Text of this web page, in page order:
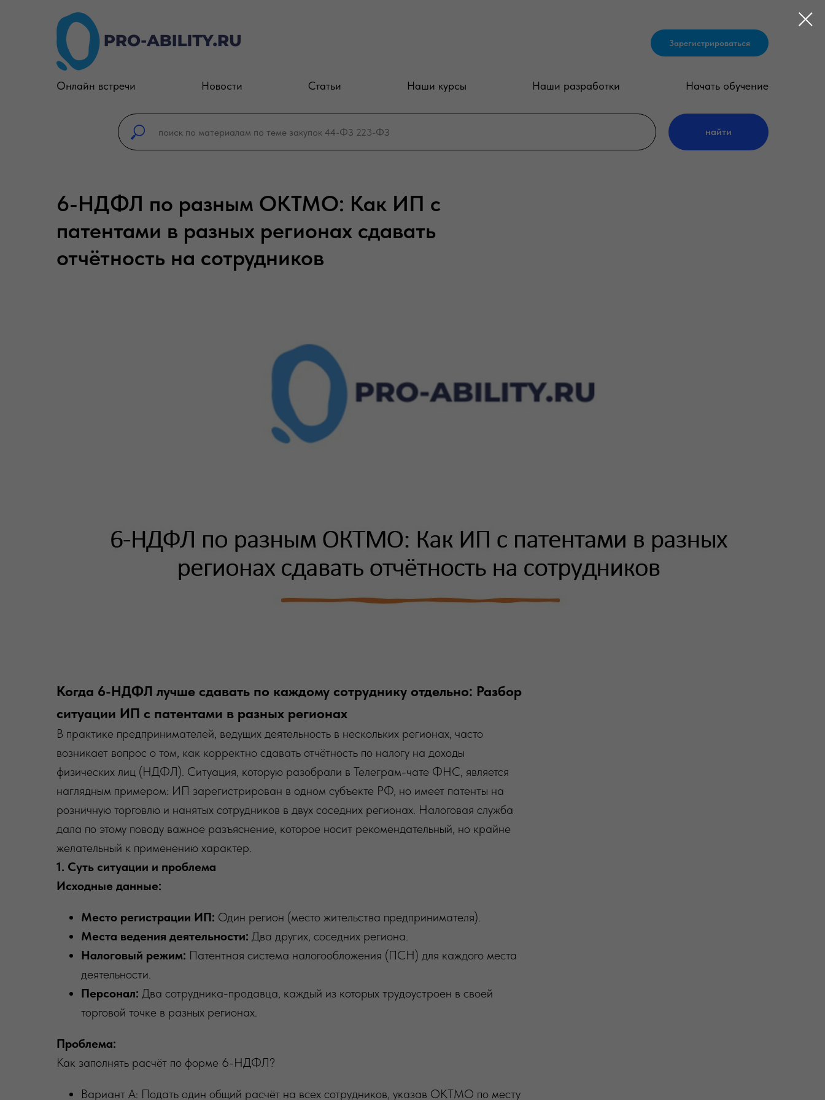
Зарегистрироваться
Онлайн встречи Новости Статьи Наши курсы Наши разработки Начать обучение
найти
6-НДФЛ по разным ОКТМО: Как ИП с
патентами в разных регионах сдавать
отчётность на сотрудников
Когда 6-НДФЛ лучше сдавать по каждому сотруднику отдельно: Разбор
ситуации ИП с патентами в разных регионах
В практике предпринимателей, ведущих деятельность в нескольких регионах, часто
возникает вопрос о том, как корректно сдавать отчётность по налогу на доходы
физических лиц (НДФЛ). Ситуация, которую разобрали в Телеграм-чате ФНС, является
наглядным примером: ИП зарегистрирован в одном субъекте РФ, но имеет патенты на
розничную торговлю и нанятых сотрудников в двух соседних регионах. Налоговая служба
дала по этому поводу важное разъяснение, которое носит рекомендательный, но крайне
желательный к применению характер.
1. Суть ситуации и проблема
Исходные данные:
Место регистрации ИП: Один регион (место жительства предпринимателя).
Места ведения деятельности: Два других, соседних региона.
Налоговый режим: Патентная система налогообложения (ПСН) для каждого места
деятельности.
Персонал: Два сотрудника-продавца, каждый из которых трудоустроен в своей
торговой точке в разных регионах.
Проблема:
Как заполнять расчёт по форме 6-НДФЛ?
Вариант А: Подать один общий расчёт на всех сотрудников, указав ОКТМО по месту